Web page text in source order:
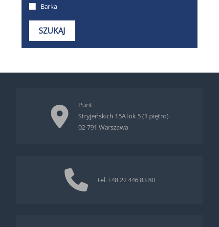
Punt
Stryjeńskich 15A lok 5 (1 piętro)
02-791 Warszawa
tel. +48 22 446 83 80